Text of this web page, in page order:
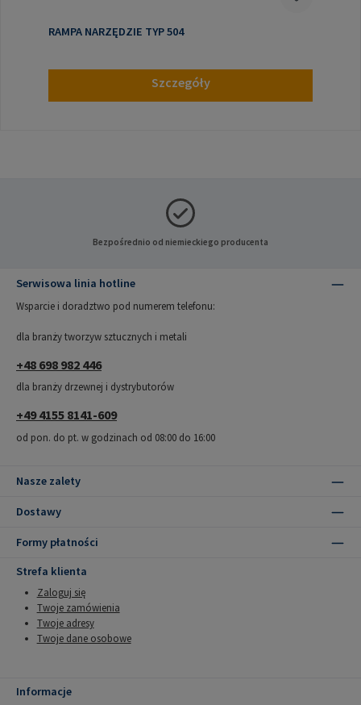
RAMPA NARZĘDZIE TYP 504
Szczegóły
Bezpośrednio od niemieckiego producenta
Serwisowa linia hotline
Wsparcie i doradztwo pod numerem telefonu:
dla branży tworzyw sztucznych i metali
+48 698 982 446
dla branży drzewnej i dystrybutorów
+49 4155 8141-609
od pon. do pt. w godzinach od 08:00 do 16:00
Nasze zalety
Dostawy
Formy płatności
Strefa klienta
Zaloguj się
Twoje zamówienia
Twoje adresy
Twoje dane osobowe
Informacje